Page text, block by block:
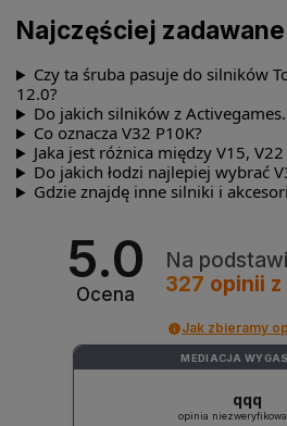
Najczęściej
Czy ta śruba pasuje do silników
12.0?
Do jakich silników z
Co oznacza V32 P10K?
Jaka jest różnica między V15, V22
Do jakich łodzi najlepiej wybrać
Gdzie znajdę inne silniki i
5.0
Ocena
Na
327 opinii z
Jak zbieramy
MEDIACJA
qqq
opinia